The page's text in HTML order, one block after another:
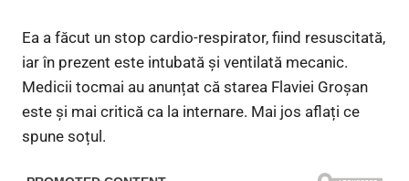
Ea a făcut un stop cardio-respirator, fiind resuscitată,
iar în prezent este intubată şi ventilată mecanic.
Medicii tocmai au anunțat că starea Flaviei Groșan
este și mai critică ca la internare. Mai jos aflați ce
spune soțul.